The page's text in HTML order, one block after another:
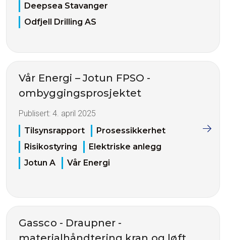
Deepsea Stavanger
Odfjell Drilling AS
Vår Energi – Jotun FPSO -
ombyggingsprosjektet
Publisert: 4. april 2025
Tilsynsrapport
Prosessikkerhet
Risikostyring
Elektriske anlegg
Jotun A
Vår Energi
Gassco - Draupner -